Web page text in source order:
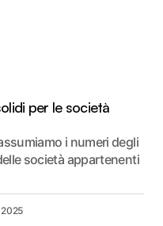
per le società
i numeri degli
società appartenenti